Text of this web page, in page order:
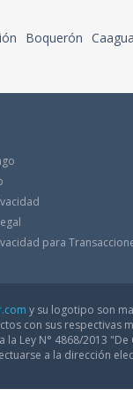
Boquerón
para
y su logotipo son
con sus respectivas
la Ley N° 4868/2013
a la dirección